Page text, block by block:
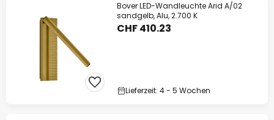
Bover LED-Wandleuchte Arid A/02
sandgelb, Alu, 2.700 K
CHF 410.23
Lieferzeit: 4 - 5 Wochen